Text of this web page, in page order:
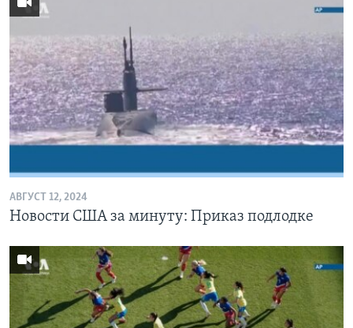
АВГУСТ 12, 2024
Новости США за минуту: Приказ подлодке